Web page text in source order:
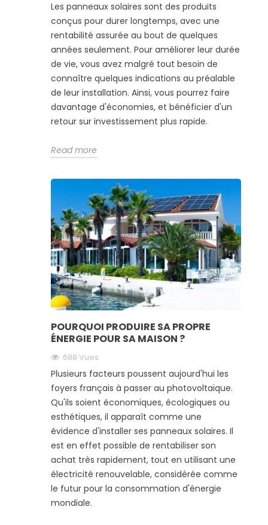
Les panneaux solaires sont des produits
conçus pour durer longtemps, avec une
rentabilité assurée au bout de quelques
années seulement. Pour améliorer leur durée
de vie, vous avez malgré tout besoin de
connaître quelques indications au préalable
de leur installation. Ainsi, vous pourrez faire
davantage d'économies, et bénéficier d'un
retour sur investissement plus rapide.
Read more
POURQUOI PRODUIRE SA PROPRE
ÉNERGIE POUR SA MAISON ?
688 Vues
Plusieurs facteurs poussent aujourd'hui les
foyers français à passer au photovoltaïque.
Qu'ils soient économiques, écologiques ou
esthétiques, il apparaît comme une
évidence d'installer ses panneaux solaires. Il
est en effet possible de rentabiliser son
achat très rapidement, tout en utilisant une
électricité renouvelable, considérée comme
le futur pour la consommation d'énergie
mondiale.